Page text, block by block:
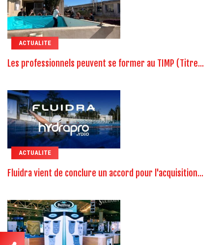
ACTUALITE
Les professionnels peuvent se former au TIMP (Titre...
ACTUALITE
Fluidra vient de conclure un accord pour l'acquisition...